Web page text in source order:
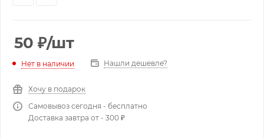
50 ₽/шт
Нет в наличии Нашли дешевле?
Хочу в подарок
Самовывоз сегодня - бесплатно
Доставка завтра от - 300 ₽